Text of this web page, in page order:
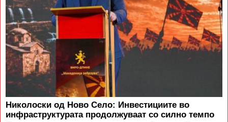
Николоски од Ново Село: Инвестициите во
инфраструктурата продолжуваат со силно темпо